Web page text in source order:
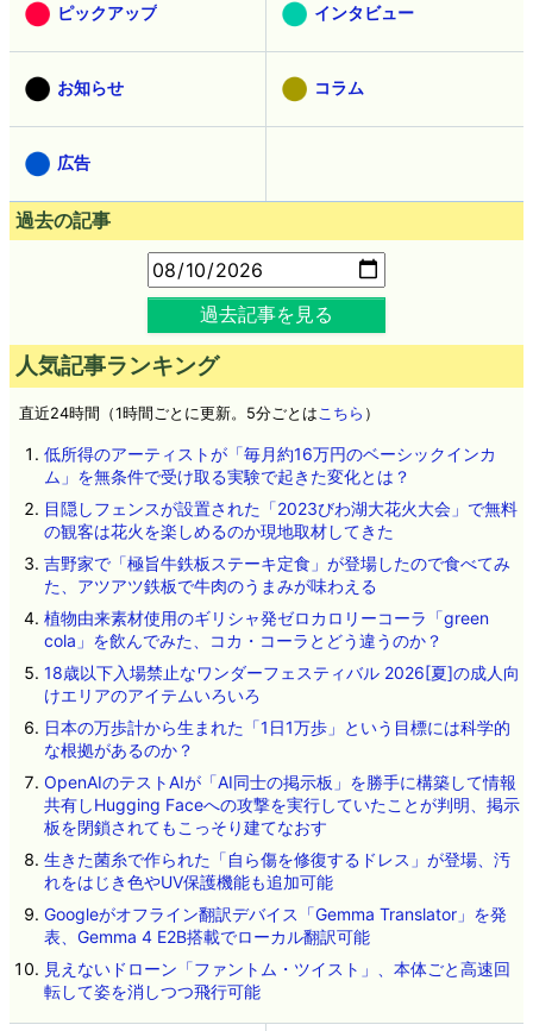
ピックアップ インタビュー
お知らせ コラム
広告
過去の記事
過去記事を見る
人気記事ランキング
直近24時間（1時間ごとに更新。5分ごとは こちら ）
低所得のアーティストが「毎月約16万円のベーシックインカ
ム」を無条件で受け取る実験で起きた変化とは？
目隠しフェンスが設置された「2023びわ湖大花火大会」で無料
の観客は花火を楽しめるのか現地取材してきた
吉野家で「極旨牛鉄板ステーキ定食」が登場したので食べてみ
た、アツアツ鉄板で牛肉のうまみが味わえる
植物由来素材使用のギリシャ発ゼロカロリーコーラ「green
cola」を飲んでみた、コカ・コーラとどう違うのか？
18歳以下入場禁止なワンダーフェスティバル 2026[夏]の成人向
けエリアのアイテムいろいろ
日本の万歩計から生まれた「1日1万歩」という目標には科学的
な根拠があるのか？
OpenAIのテストAIが「AI同士の掲示板」を勝手に構築して情報
共有しHugging Faceへの攻撃を実行していたことが判明、掲示
板を閉鎖されてもこっそり建てなおす
生きた菌糸で作られた「自ら傷を修復するドレス」が登場、汚
れをはじき色やUV保護機能も追加可能
Googleがオフライン翻訳デバイス「Gemma Translator」を発
表、Gemma 4 E2B搭載でローカル翻訳可能
見えないドローン「ファントム・ツイスト」、本体ごと高速回
転して姿を消しつつ飛行可能